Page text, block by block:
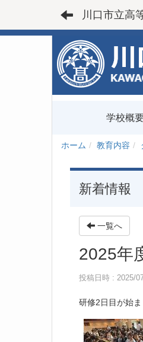
川口市立高
学校概
ホーム 教育内容
新着情報
一覧へ
2025年
投稿日時 : 2025/
研修2日目が始